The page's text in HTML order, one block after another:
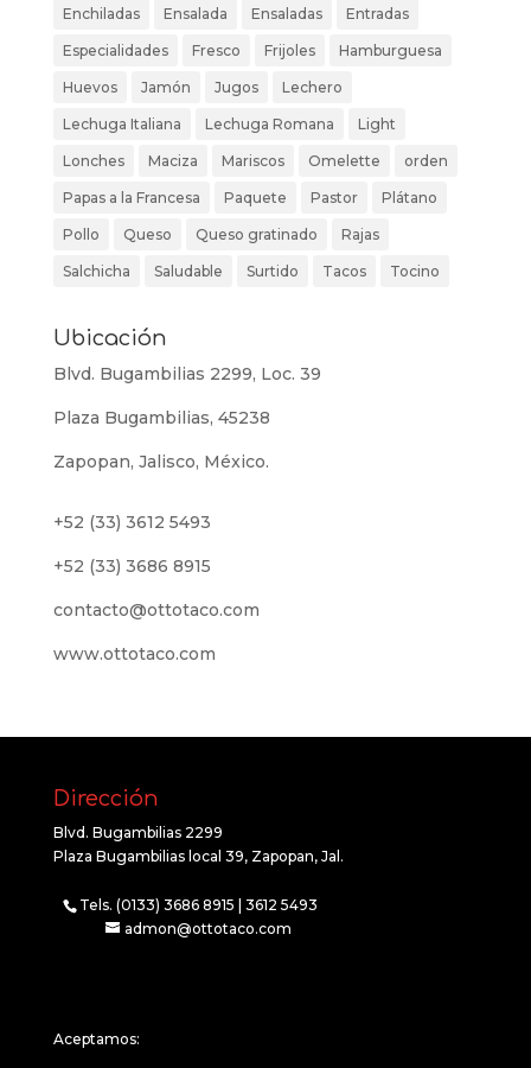
Enchiladas Ensalada Ensaladas Entradas
Especialidades Fresco Frijoles Hamburguesa
Huevos Jamón Jugos Lechero
Lechuga Italiana Lechuga Romana Light
Lonches Maciza Mariscos Omelette orden
Papas a la Francesa Paquete Pastor Plátano
Pollo Queso Queso gratinado Rajas
Salchicha Saludable Surtido Tacos Tocino
Ubicación
Blvd. Bugambilias 2299, Loc. 39
Plaza Bugambilias, 45238
Zapopan, Jalisco, México.
+52 (33) 3612 5493
+52 (33) 3686 8915
contacto@ottotaco.com
www.ottotaco.com
Dirección
Blvd. Bugambilias 2299
Plaza Bugambilias local 39, Zapopan, Jal.
Tels. (0133) 3686 8915 | 3612 5493
admon@ottotaco.com
Aceptamos: